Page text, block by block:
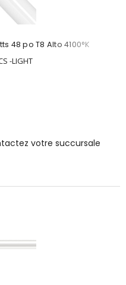
48 po T8 Alto 4100°K
-LIGHT
votre succursale